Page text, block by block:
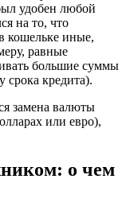
удобен любой
на то, что
кошельке иные,
равные
большие суммы
кредита).
замена валюты
или евро),
о чем